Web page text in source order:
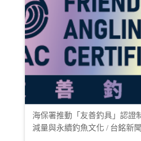
海保署推動「友善釣具」認證
減量與永續釣魚文化 / 台銘新